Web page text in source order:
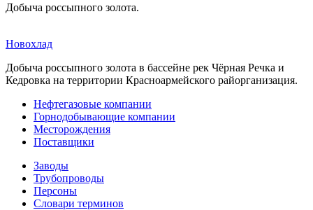
Добыча россыпного золота.
Новохлад
Добыча россыпного золота в бассейне рек Чёрная Речка и
Кедровка на территории Красноармейского райорганизация.
Нефтегазовые компании
Горнодобывающие компании
Месторождения
Поставщики
Заводы
Трубопроводы
Персоны
Словари терминов